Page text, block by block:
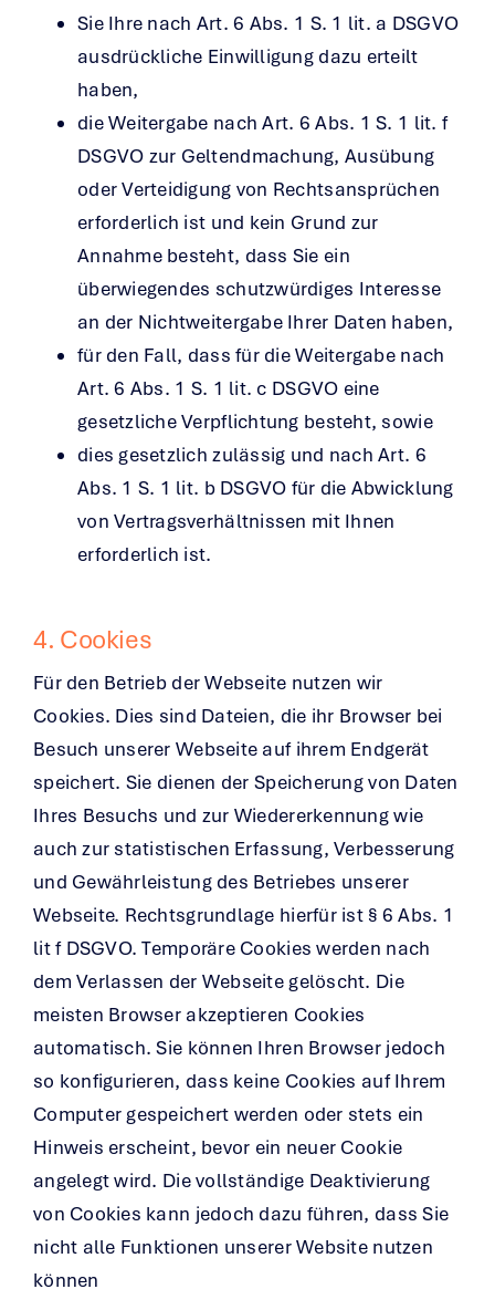
Sie Ihre nach Art. 6 Abs. 1 S. 1 lit. a DSGVO
ausdrückliche Einwilligung dazu erteilt
haben,
die Weitergabe nach Art. 6 Abs. 1 S. 1 lit. f
DSGVO zur Geltendmachung, Ausübung
oder Verteidigung von Rechtsansprüchen
erforderlich ist und kein Grund zur
Annahme besteht, dass Sie ein
überwiegendes schutzwürdiges Interesse
an der Nichtweitergabe Ihrer Daten haben,
für den Fall, dass für die Weitergabe nach
Art. 6 Abs. 1 S. 1 lit. c DSGVO eine
gesetzliche Verpflichtung besteht, sowie
dies gesetzlich zulässig und nach Art. 6
Abs. 1 S. 1 lit. b DSGVO für die Abwicklung
von Vertragsverhältnissen mit Ihnen
erforderlich ist.
4. Cookies
Für den Betrieb der Webseite nutzen wir
Cookies. Dies sind Dateien, die ihr Browser bei
Besuch unserer Webseite auf ihrem Endgerät
speichert. Sie dienen der Speicherung von Daten
Ihres Besuchs und zur Wiedererkennung wie
auch zur statistischen Erfassung, Verbesserung
und Gewährleistung des Betriebes unserer
Webseite. Rechtsgrundlage hierfür ist § 6 Abs. 1
lit f DSGVO. Temporäre Cookies werden nach
dem Verlassen der Webseite gelöscht. Die
meisten Browser akzeptieren Cookies
automatisch. Sie können Ihren Browser jedoch
so konfigurieren, dass keine Cookies auf Ihrem
Computer gespeichert werden oder stets ein
Hinweis erscheint, bevor ein neuer Cookie
angelegt wird. Die vollständige Deaktivierung
von Cookies kann jedoch dazu führen, dass Sie
nicht alle Funktionen unserer Website nutzen
können